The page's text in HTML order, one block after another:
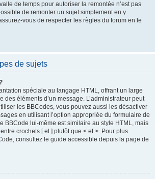
de temps pour autoriser la remontée n’est pas
de remonter un sujet simplement en y
vous de respecter les règles du forum en le
de sujets
spéciale au langage HTML, offrant un large
des éléments d’un message. L’administrateur peut
les BBCodes, vous pouvez aussi les désactiver
en utilisant l’option appropriée du formulaire de
BBCode lui-même est similaire au style HTML, mais
crochets [ et ] plutôt que < et >. Pour plus
consultez le guide accessible depuis la page de